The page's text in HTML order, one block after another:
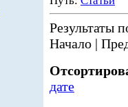
Результаты
Начало |
дате